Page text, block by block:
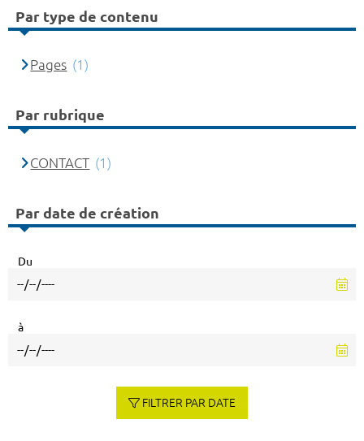
Par type de contenu
Pages (1)
Par rubrique
CONTACT (1)
Par date de création
Du
à
FILTRER PAR DATE